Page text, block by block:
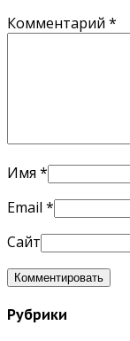
Комментарий *
Имя *
Email *
Сайт
Рубрики